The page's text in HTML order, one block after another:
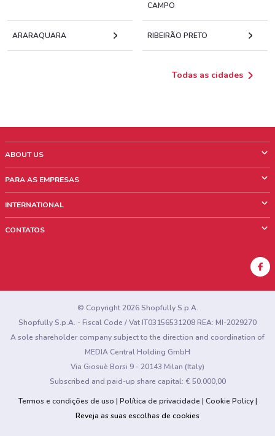
CAMPO
ARARAQUARA RIBEIRÃO PRETO
Todas as cidades
ABOUT US
Quem Somos
Trabalhe conosco
PARA AS EMPRESAS
Informações comerciais
INTERNATIONAL
CONTATOS
Encontrou algum problema no site ou no aplicativo?
© Copyright 2026 Shopfully S.p.A.
Shopfully S.p.A. - Fiscal Code / Vat IT03156531208 REA: MI-2029270
A sole shareholder company subject to the direction and coordination of
MEDIA Central Holding GmbH
Via Giosuè Borsi 9 - 20143 Milan (Italy)
Subscribed and paid-up share capital: € 50.000,00
Termos e condições de uso
Política de privacidade
Cookie Policy
Reveja as suas escolhas de cookies